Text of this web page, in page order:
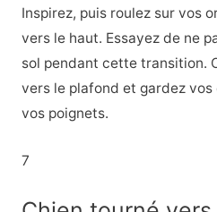
Inspirez, puis roulez sur vos
vers le haut. Essayez de ne
sol pendant cette transition.
vers le plafond et gardez
vos poignets.
7